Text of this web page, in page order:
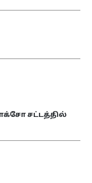
சட்டத்தில்